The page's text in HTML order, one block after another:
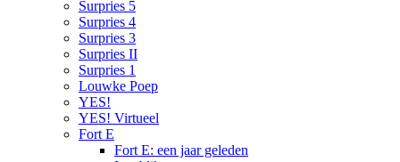
Surpries 5
Surpries 4
Surpries 3
Surpries II
Surpries 1
Louwke Poep
YES!
YES! Virtueel
Fort E
Fort E: een jaar geleden